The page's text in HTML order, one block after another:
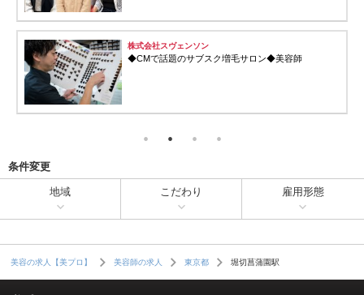
条件変更
地域 こだわり 雇用形態
美容の求人【美プロ】 美容師の求人 東京都 堀切菖蒲園駅